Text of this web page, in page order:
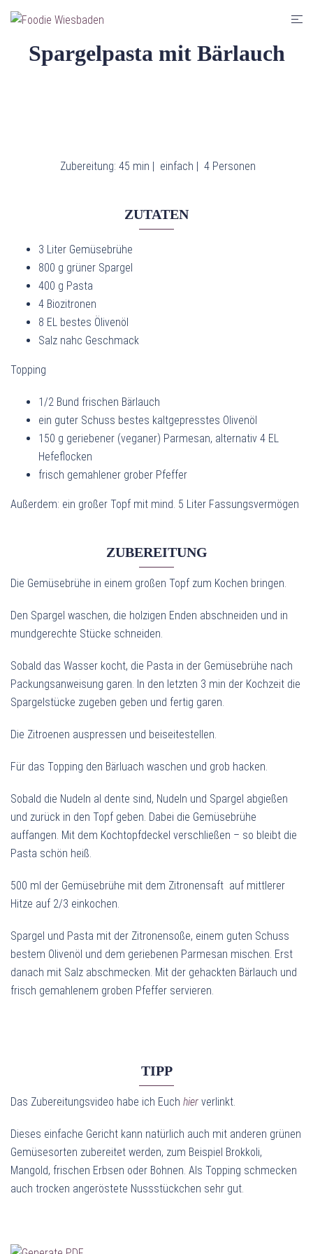
Zum
Inhalt
springenSpargelpasta mit Bärlauch
Zubereitung: 45 min | einfach | 4 Personen
ZUTATEN
3 Liter Gemüsebrühe
800 g grüner Spargel
400 g Pasta
4 Biozitronen
8 EL bestes Ölivenöl
Salz nahc Geschmack
Topping
1/2 Bund frischen Bärlauch
ein guter Schuss bestes kaltgepresstes Olivenöl
150 g geriebener (veganer) Parmesan, alternativ 4 EL
Hefeflocken
frisch gemahlener grober Pfeffer
Außerdem: ein großer Topf mit mind. 5 Liter Fassungsvermögen
ZUBEREITUNG
Die Gemüsebrühe in einem großen Topf zum Kochen bringen.
Den Spargel waschen, die holzigen Enden abschneiden und in
mundgerechte Stücke schneiden.
Sobald das Wasser kocht, die Pasta in der Gemüsebrühe nach
Packungsanweisung garen. In den letzten 3 min der Kochzeit die
Spargelstücke zugeben geben und fertig garen.
Die Zitroenen auspressen und beiseitestellen.
Für das Topping den Bärluach waschen und grob hacken.
Sobald die Nudeln al dente sind, Nudeln und Spargel abgießen
und zurück in den Topf geben. Dabei die Gemüsebrühe
auffangen. Mit dem Kochtopfdeckel verschließen – so bleibt die
Pasta schön heiß.
500 ml der Gemüsebrühe mit dem Zitronensaft auf mittlerer
Hitze auf 2/3 einkochen.
Spargel und Pasta mit der Zitronensoße, einem guten Schuss
bestem Olivenöl und dem geriebenen Parmesan mischen. Erst
danach mit Salz abschmecken. Mit der gehackten Bärlauch und
frisch gemahlenem groben Pfeffer servieren.
TIPP
Das Zubereitungsvideo habe ich Euch hier verlinkt.
Dieses einfache Gericht kann natürlich auch mit anderen grünen
Gemüsesorten zubereitet werden, zum Beispiel Brokkoli,
Mangold, frischen Erbsen oder Bohnen. Als Topping schmecken
auch trocken angeröstete Nussstückchen sehr gut.